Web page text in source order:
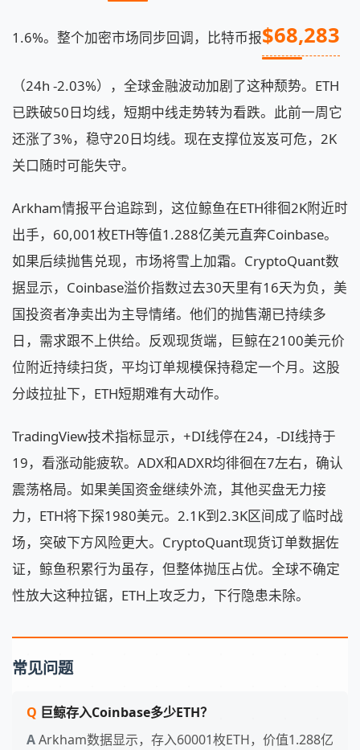
1.6%。整个加密市场同步回调，比特币报$68,283
（24h -2.03%），全球金融波动加剧了这种颓势。ETH
已跌破50日均线，短期中线走势转为看跌。此前一周它
还涨了3%，稳守20日均线。现在支撑位岌岌可危，2K
关口随时可能失守。
Arkham情报平台追踪到，这位鲸鱼在ETH徘徊2K附近时
出手，60,001枚ETH等值1.288亿美元直奔Coinbase。
如果后续抛售兑现，市场将雪上加霜。CryptoQuant数
据显示，Coinbase溢价指数过去30天里有16天为负，美
国投资者净卖出为主导情绪。他们的抛售潮已持续多
日，需求跟不上供给。反观现货端，巨鲸在2100美元价
位附近持续扫货，平均订单规模保持稳定一个月。这股
分歧拉扯下，ETH短期难有大动作。
TradingView技术指标显示，+DI线停在24，-DI线持于
19，看涨动能疲软。ADX和ADXR均徘徊在7左右，确认
震荡格局。如果美国资金继续外流，其他买盘无力接
力，ETH将下探1980美元。2.1K到2.3K区间成了临时战
场，突破下方风险更大。CryptoQuant现货订单数据佐
证，鲸鱼积累行为虽存，但整体抛压占优。全球不确定
性放大这种拉锯，ETH上攻乏力，下行隐患未除。
常见问题
巨鲸存入Coinbase多少ETH？
Arkham数据显示，存入60001枚ETH，价值1.288亿